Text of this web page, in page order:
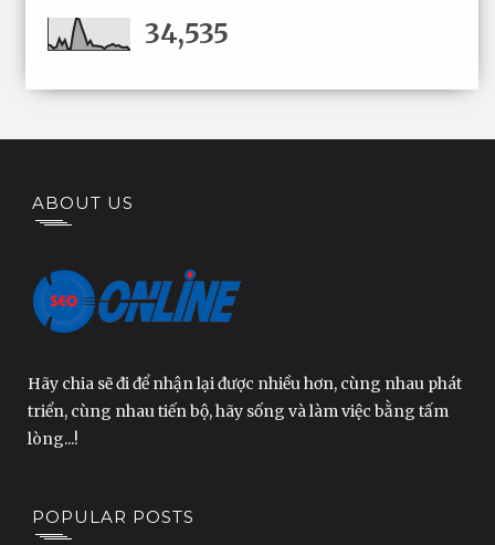
34,535
ABOUT US
Hãy chia sẽ đi để nhận lại được nhiều hơn, cùng nhau phát
triển, cùng nhau tiến bộ, hãy sống và làm việc bằng tấm
lòng...!
POPULAR POSTS